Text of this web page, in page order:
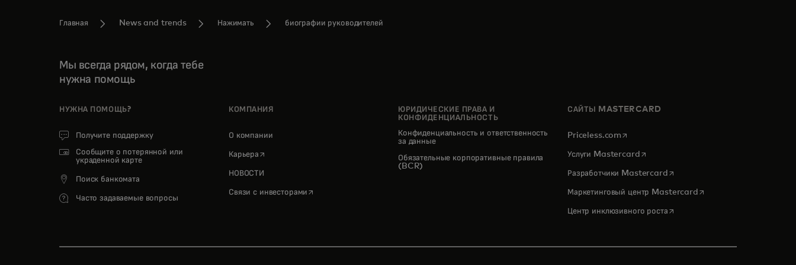
Главная News and trends Нажимать биографии руководителей
Мы всегда рядом, когда тебе
нужна помощь
НУЖНА ПОМОЩЬ?
Получите поддержку
Сообщите о потерянной или
украденной карте
Поиск банкомата
Часто задаваемые вопросы
КОМПАНИЯ
О компании
Карьера opens in a new tab
НОВОСТИ
Связи с инвесторами opens in a new tab
ЮРИДИЧЕСКИЕ ПРАВА И
КОНФИДЕНЦИАЛЬНОСТЬ
Конфиденциальность и ответственность
за данные
Обязательные корпоративные правила
(BCR)
САЙТЫ MASTERCARD
Priceless.com opens in a new tab
Услуги Mastercardopens in a new tab
Разработчики Mastercardopens in a new tab
Маркетинговый центр Mastercardopens in a new tab
Центр инклюзивного ростаopens in a new tab